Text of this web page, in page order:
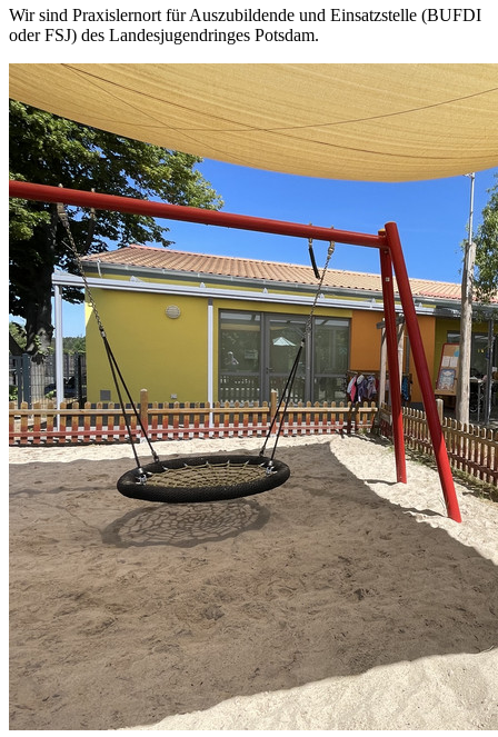
Wir sind Praxislernort für Auszubildende und Einsatzstelle (BUFDI
oder FSJ) des Landesjugendringes Potsdam.